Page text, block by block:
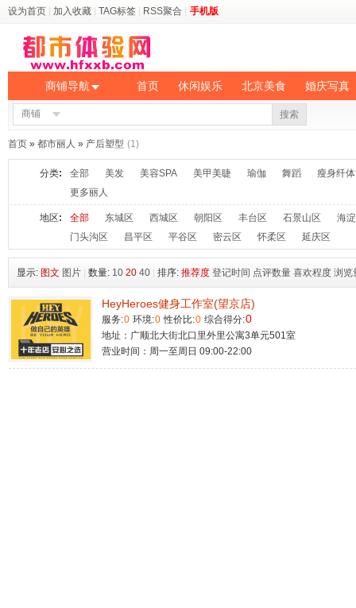
设为首页 加入收藏 TAG标签 RSS聚合 手机版
商铺导航 首页 休闲娱乐 北京美食 婚庆写真
商铺 搜索
首页 » 都市丽人 » 产后塑型 (1)
分类: 全部 美发 美容SPA 美甲美睫 瑜伽 舞蹈
瘦身纤体
更多丽人
地区: 全部 东城区 西城区 朝阳区 丰台区 石景山区
海
门头沟区
昌平区 平谷区 密云区 怀柔区 延庆区
显示: 图文 图片 数量: 10 20 40 排序: 推荐度 登记时间 点评数量 喜欢程度 浏览
HeyHeroes健身工作室(望京店)
服务:0 环境:0 性价比:0 综合得分:0
地址：广顺北大街北口里外里公寓3单元501室
营业时间：周一至周日 09:00-22:00